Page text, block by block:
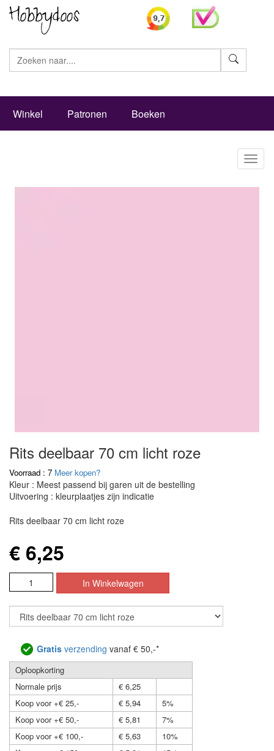
Winkel Patronen Boeken
Rits deelbaar 70 cm licht roze
Voorraad : 7 Meer kopen?
Kleur : Meest passend bij garen uit de bestelling
Uitvoering : kleurplaatjes zijn indicatie
Rits deelbaar 70 cm licht roze
€ 6,25
Gratis verzending vanaf € 50,-*
Oploopkorting
Normale prijs
€ 6,25
Koop voor +€ 25,-
€ 5,94
5%
Koop voor +€ 50,-
€ 5,81
7%
Koop voor +€ 100,-
€ 5,63
10%